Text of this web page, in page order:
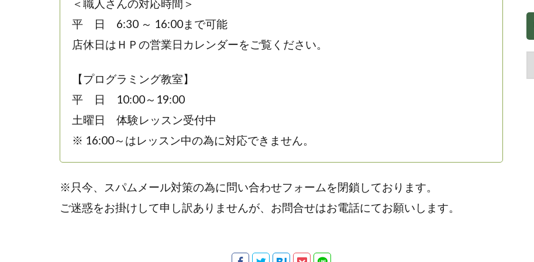
＜職人さんの対応時間＞
平 日 6:30 ～ 16:00まで可能
店休日はＨＰの営業日カレンダーをご覧ください。
【プログラミング教室】
平 日 10:00～19:00
土曜日 体験レッスン受付中
※ 16:00～はレッスン中の為に対応できません。
※只今、スパムメール対策の為に問い合わせフォームを閉鎖しております。
ご迷惑をお掛けして申し訳ありませんが、お問合せはお電話にてお願いします。